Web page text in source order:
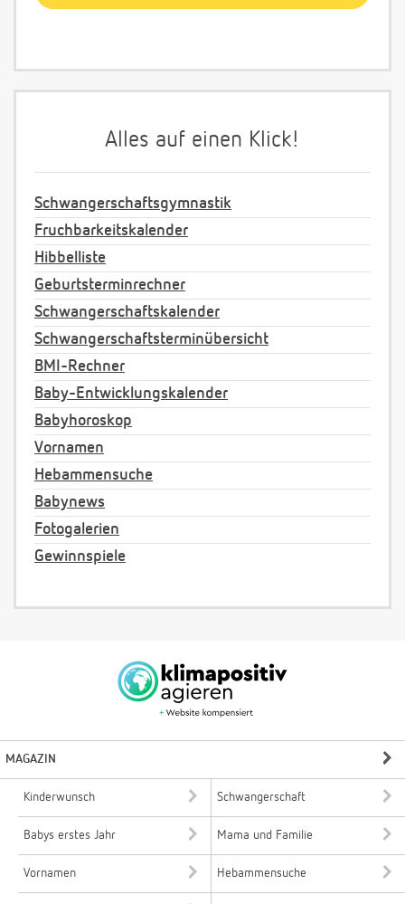
Alles auf einen Klick!
Schwangerschaftsgymnastik
Fruchbarkeitskalender
Hibbelliste
Geburtsterminrechner
Schwangerschaftskalender
Schwangerschaftsterminübersicht
BMI-Rechner
Baby-Entwicklungskalender
Babyhoroskop
Vornamen
Hebammensuche
Babynews
Fotogalerien
Gewinnspiele
MAGAZIN
Kinderwunsch Schwangerschaft
Babys erstes Jahr Mama und Familie
Vornamen Hebammensuche